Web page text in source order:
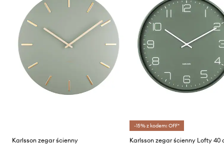
Karlsson zegar ścienny
-15% z kodem: OFF*
Karlsson zegar ścienny Lofty 40